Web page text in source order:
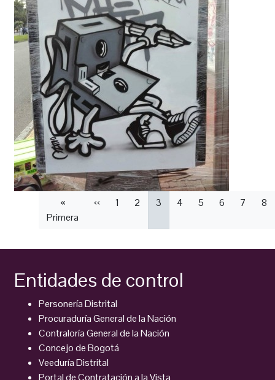
PaginaciónPrimera
página
«
Primera
Página
‹‹ Página
1 Página
2
Página
3 Página
4 Página
5 Página
6 Página
7 8
Entidades de control
Personería Distrital
Procuraduría General de la Nación
Contraloría General de la Nación
Concejo de Bogotá
Veeduría Distrital
Portal de Contratación a la Vista